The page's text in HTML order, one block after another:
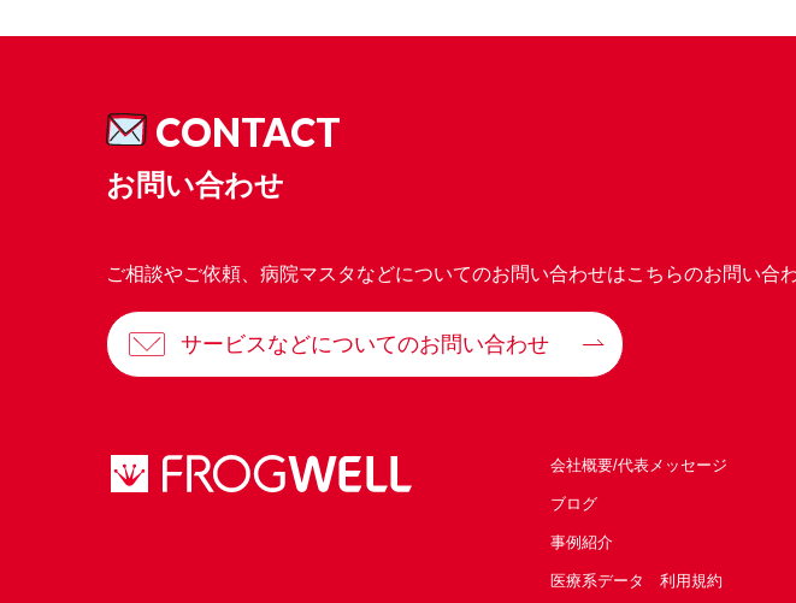
CONTACT
お問い合わせ
ご相談やご依頼、病院マスタなどについてのお問い合わせはこちらのお問い合
サービスなどについてのお問い合わせ
会社概要/代表メッセージ
ブログ
事例紹介
医療系データ 利用規約